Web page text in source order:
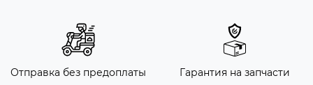
Отправка без предоплаты Гарантия на запчасти